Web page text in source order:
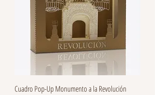
Cuadro Pop-Up Monumento a la Revolución